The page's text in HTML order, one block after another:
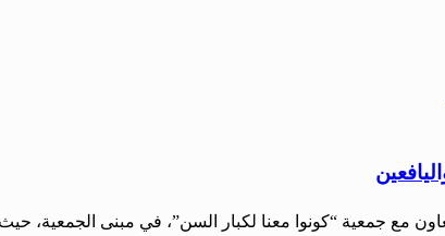
مع جمعية “كونوا معنا لكبار السن”، في مبنى